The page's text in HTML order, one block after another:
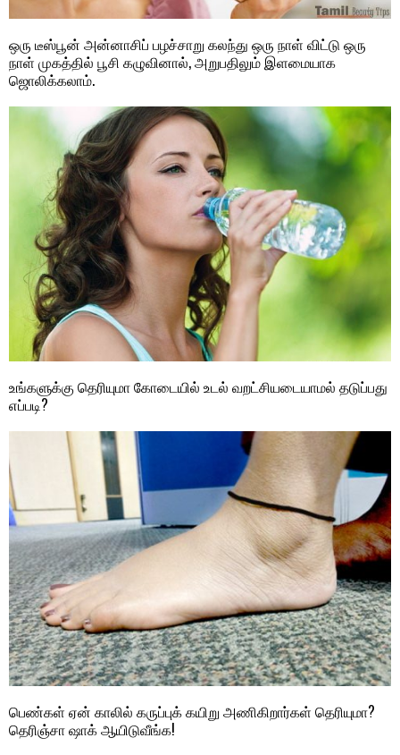
ஒரு டீஸ்பூன் அன்னாசிப் பழச்சாறு கலந்து ஒரு நாள் விட்டு ஒரு
நாள் முகத்தில் பூசி கழுவினால், அறுபதிலும் இளமையாக
ஜொலிக்கலாம்.
உங்களுக்கு தெரியுமா கோடையில் உடல் வறட்சியடையாமல் தடுப்பது
எப்படி?
பெண்கள் ஏன் காலில் கருப்புக் கயிறு அணிகிறார்கள் தெரியுமா?
தெரிஞ்சா ஷாக் ஆயிடுவீங்க!